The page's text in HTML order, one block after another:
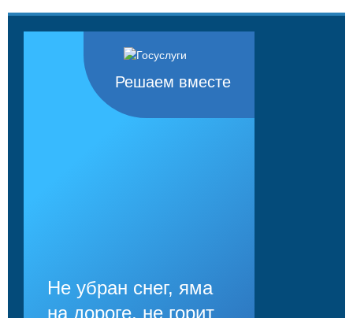
Решаем вместе
Не убран снег, яма
на дороге, не горит